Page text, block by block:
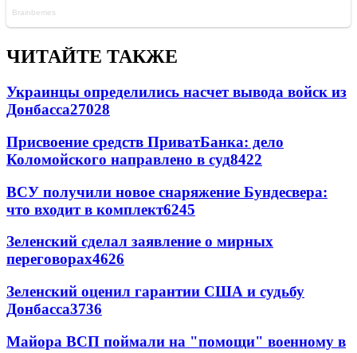
ЧИТАЙТЕ ТАКЖЕ
Украинцы определились насчет вывода войск из
Донбасса27028
Присвоение средств ПриватБанка: дело
Коломойского направлено в суд8422
ВСУ получили новое снаряжение Бундесвера:
что входит в комплект6245
Зеленский сделал заявление о мирных
переговорах4626
Зеленский оценил гарантии США и судьбу
Донбасса3736
Майора ВСП поймали на "помощи" военному в